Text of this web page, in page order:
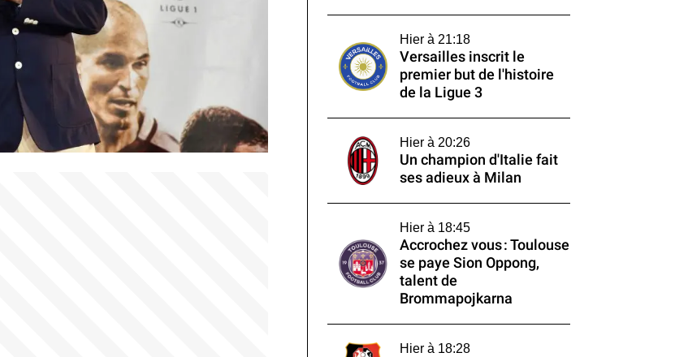
Hier à 21:18
Versailles inscrit le
premier but de l'histoire
de la Ligue 3
Hier à 20:26
Un champion d'Italie fait
ses adieux à Milan
Hier à 18:45
Accrochez vous : Toulouse
se paye Sion Oppong,
talent de
Brommapojkarna
Hier à 18:28